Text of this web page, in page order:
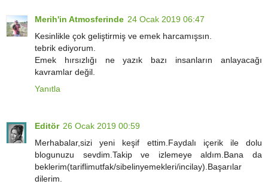
Merih'in Atmosferinde 24 Ocak 2019 06:47
Kesinlikle çok geliştirmiş ve emek harcamışsın.
tebrik ediyorum.
Emek hırsızlığı ne yazık bazı insanların anlayacağı
kavramlar değil.
Yanıtla
Editör 26 Ocak 2019 00:59
Merhabalar,sizi yeni keşif ettim.Faydalı içerik ile dolu
blogunuzu sevdim.Takip ve izlemeye aldım.Bana da
beklerim(tariflimutfak/sibelinyemekleri/incilay).Başarılar
dilerim.